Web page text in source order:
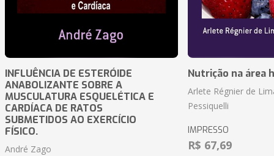
INFLUÊNCIA DE ESTERÓIDE
ANABOLIZANTE SOBRE A
MUSCULATURA ESQUELÉTICA E
CARDÍACA DE RATOS
SUBMETIDOS AO EXERCÍCIO
FÍSICO.
André Zago
Nutrição na área
Arlete Régnier de
Pessiquelli
IMPRESSO
R$ 67,69